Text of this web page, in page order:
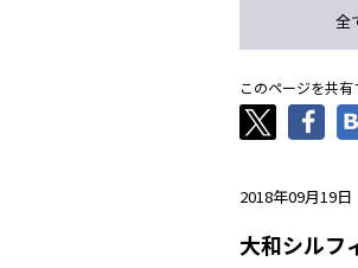
全
このページを共有
2018年09月19日
大和シルフ